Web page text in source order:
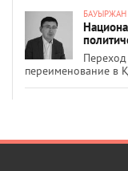
переименование в